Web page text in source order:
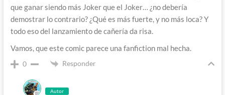
que ganar siendo más Joker que el Joker… ¿no debería
demostrar lo contrario? ¿Qué es más fuerte, y no más loca? Y
todo eso del lanzamiento de cañería da risa.
Vamos, que este comic parece una fanfiction mal hecha.
0 Responder
Autor